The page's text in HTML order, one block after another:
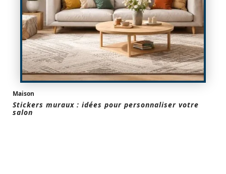
Maison
Stickers muraux : idées pour personnaliser votre
salon